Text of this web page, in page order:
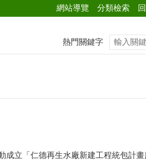
網站導覽 分類檢索
熱門關鍵字
立「仁德再生水廠新建工程統包計